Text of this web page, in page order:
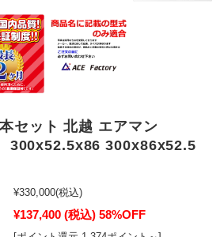
セット 北越 エアマン
300x52.5x86 300x86x52.5
¥330,000(税込)
¥137,400 (税込) 58%OFF